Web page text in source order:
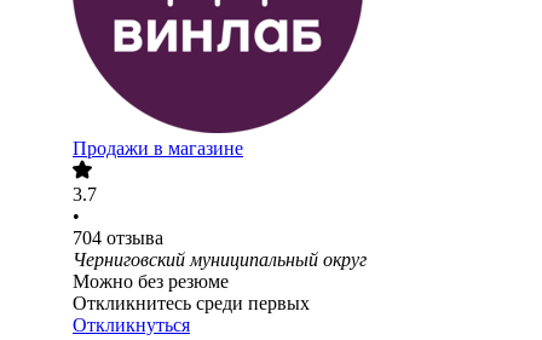
Продажи в магазине
3.7
•
704 отзыва
Черниговский муниципальный округ
Можно без резюме
Откликнитесь среди первых
Откликнуться